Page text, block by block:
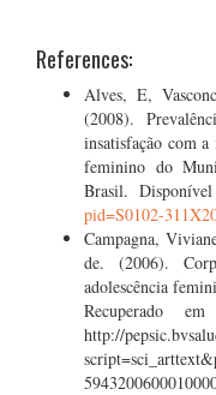
References:
Alves, E,
(2008).
insatisfação com a
feminino do
Brasil.
pid=S0102-
Campagna,
de. (2006).
adolescência
Recuperado
http://